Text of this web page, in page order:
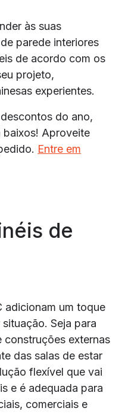
às suas
parede interiores
de acordo com os
projeto,
experientes.
do ano,
baixos! Aproveite
Entre em
de
adicionam um toque
Seja para
construções externas
das salas de estar
flexível que vai
e é adequada para
comerciais e